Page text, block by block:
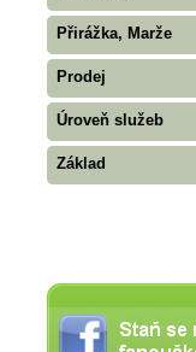
Přirážka, Marže
Prodej
Úroveň služeb
Základ